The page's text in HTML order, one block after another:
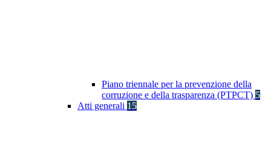
Piano triennale per la prevenzione della
corruzione e della trasparenza (PTPCT) 5
Atti generali 15